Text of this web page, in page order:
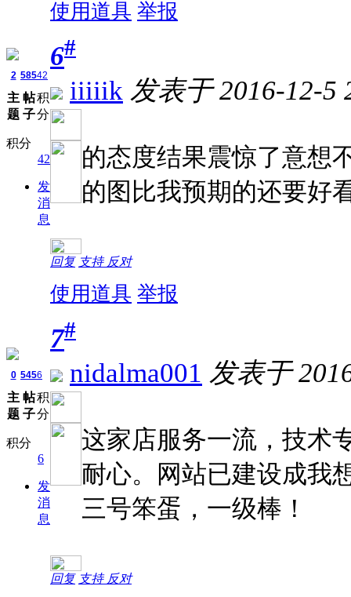
使用道具 举报
2
主
题
585
帖
子
42
积
分
积分
42
发
消
息
6#
iiiiik 发表于 2016-12-5
的态度结果震惊了意想
的图比我预期的还要好
回复 支持 反对
使用道具 举报
0
主
题
545
帖
子
6
积
分
积分
6
发
消
息
7#
nidalma001 发表于
这家店服务一流，技术
耐心。网站已建设成我
三号笨蛋，一级棒！
回复 支持 反对